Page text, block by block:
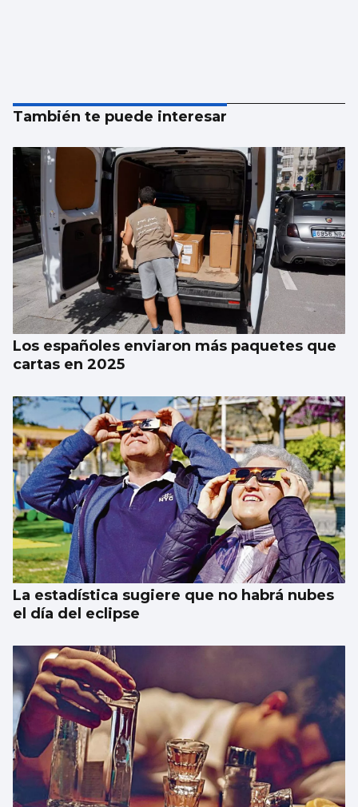
También te puede interesar
Los españoles enviaron más paquetes que
cartas en 2025
La estadística sugiere que no habrá nubes
el día del eclipse